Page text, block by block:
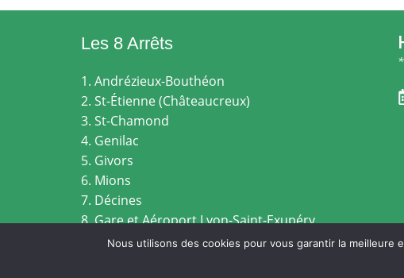
Les 8 Arrêts
1. Andrézieux-Bouthéon
2. St-Étienne (Châteaucreux)
3. St-Chamond
4. Genilac
5. Givors
6. Mions
7. Décines
8. Gare et Aéroport Lyon-Saint-Exupéry
Nous utilisons des cookies pour vous garantir la